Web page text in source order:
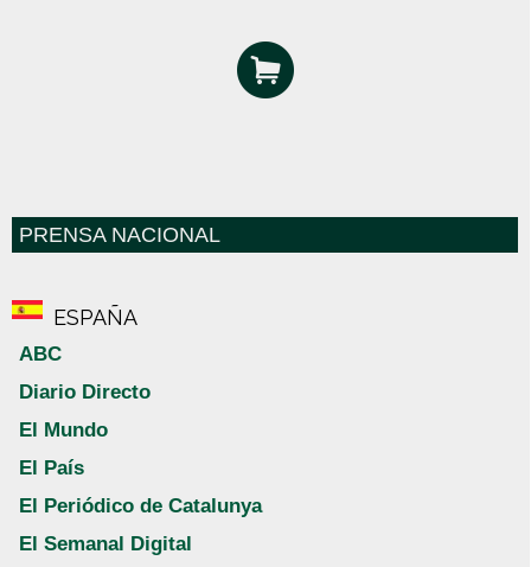
PRENSA NACIONAL
ESPAÑA
ABC
Diario Directo
El Mundo
El País
El Periódico de Catalunya
El Semanal Digital